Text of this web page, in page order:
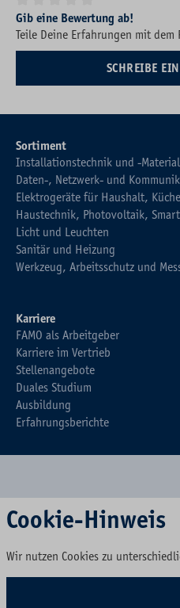
Durchschnittliche Bewertung von 0
Gib eine Bewertung ab!
Teile Deine Erfahrungen mit
SCHREIBE
Sortiment
Installationstechnik und -Material
Daten-, Netzwerk- und
Elektrogeräte für Haushalt,
Haustechnik, Photovoltaik,
Licht und Leuchten
Sanitär und Heizung
Werkzeug, Arbeitsschutz und
Karriere
FAMO als Arbeitgeber
Karriere im Vertrieb
Stellenangebote
Duales Studium
Ausbildung
Erfahrungsberichte
Cookie-Hinweis
Wir nutzen Cookies zu